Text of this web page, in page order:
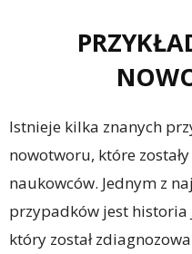
Istnieje kilka znanych
nowotworu, które
naukowców. Jednym z
przypadków jest historia
który został